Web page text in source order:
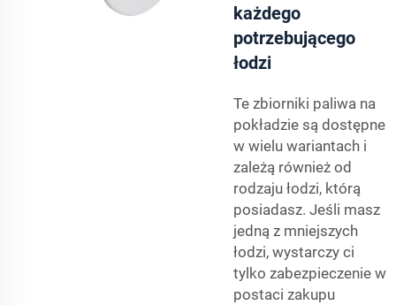
każdego
potrzebującego
łodzi
Te zbiorniki paliwa na
pokładzie są dostępne
w wielu wariantach i
zależą również od
rodzaju łodzi, którą
posiadasz. Jeśli masz
jedną z mniejszych
łodzi, wystarczy ci
tylko zabezpieczenie w
postaci zakupu